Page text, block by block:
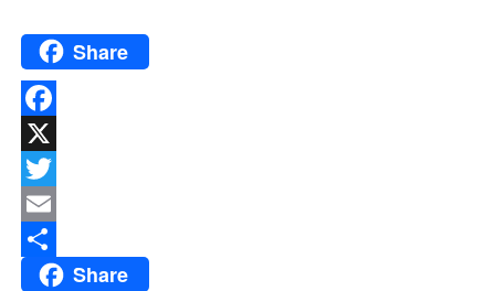
Share
Facebook
X
Twitter
Email
Del
Share